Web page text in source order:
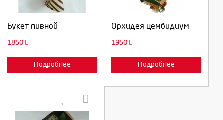
Букет пивной
1850
Подробнее
Продолжить
Орхидея цембидиум
1950
Подробнее
Продолжить